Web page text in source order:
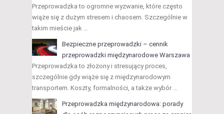
Przeprowadzka to ogromne wyzwanie, które często
wiąże się z dużym stresem i chaosem. Szczególnie w
takim mieście jak …
Bezpieczne przeprowadzki – cennik
przeprowadzki międzynarodowe Warszawa
Przeprowadzka to złożony i stresujący proces,
szczególnie gdy wiąże się z międzynarodowym
transportem. Koszty, formalności, a także wybór …
Przeprowadzka międzynarodowa: porady